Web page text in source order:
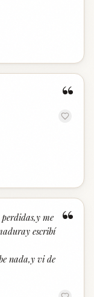
“
“
me
escribí
nada,y vi de